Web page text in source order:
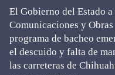
El Gobierno del Estado
Comunicaciones y
programa de bacheo
el descuido y falta de
las carreteras de